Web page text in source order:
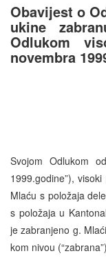
Obavijest o
ukine
Odlukom
novembra
Svojom Odlukom
1999.godine”),
Mlaću s položaja
s položaja u
je zabranjeno g.
kom nivou